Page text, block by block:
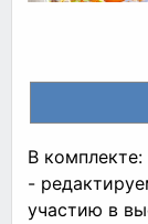
В комплекте:
-
участию в